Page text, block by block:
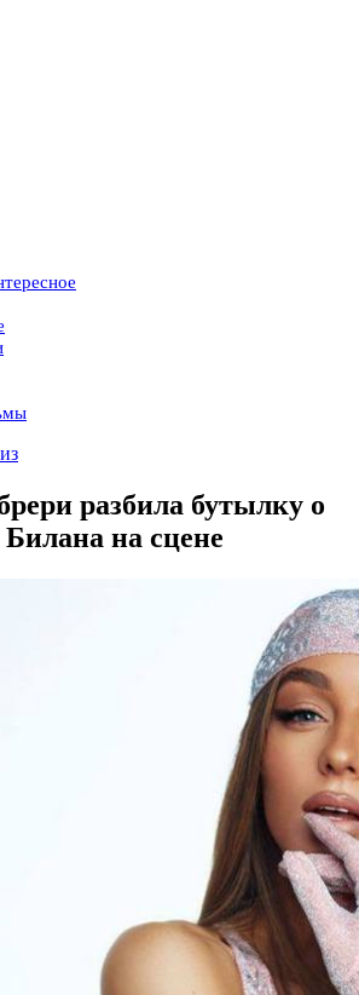
разбила бутылку о
на сцене